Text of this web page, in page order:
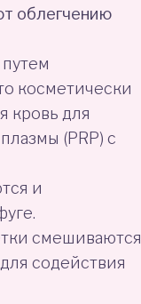
облегчению
косметически
кровь для
(PRP) с
и
смешиваются
содействия